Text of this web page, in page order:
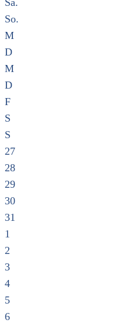
So.
M
D
M
D
F
S
S
27
28
29
30
31
1
2
3
4
5
6